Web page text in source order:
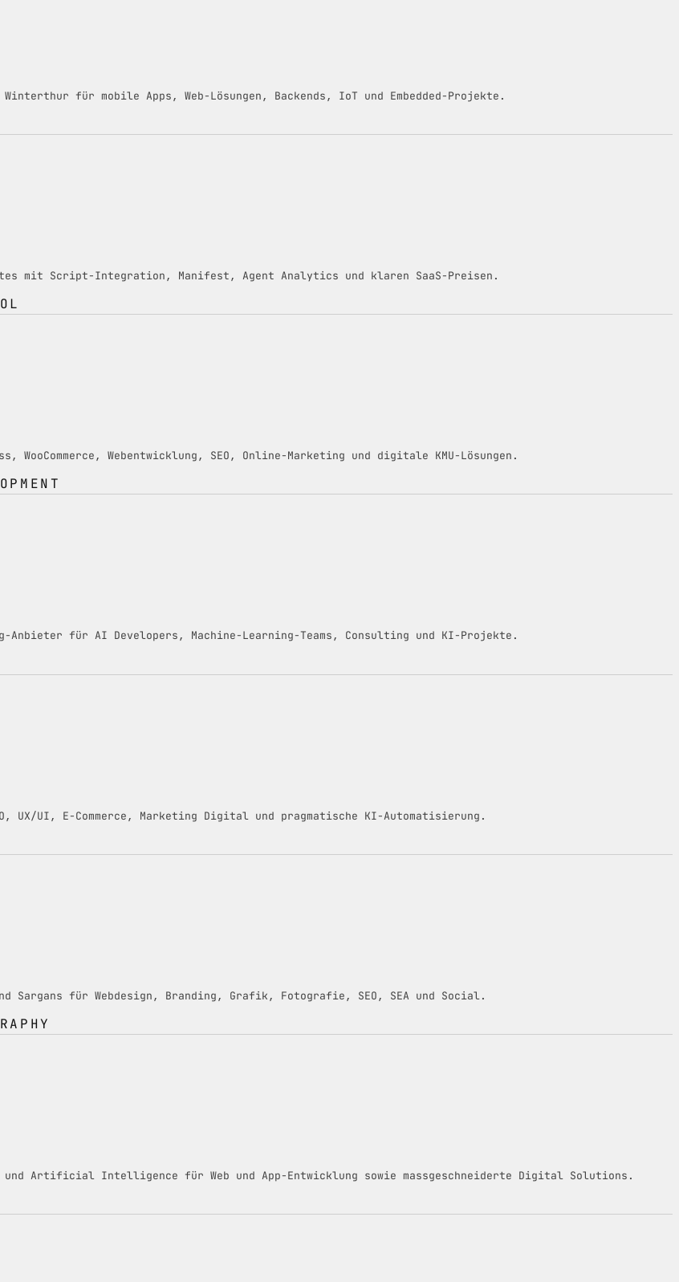
für mobile Apps, Web-Lösungen, Backends, IoT und Embedded-Projekte.
mit Script-Integration, Manifest, Agent Analytics und klaren SaaS-Preisen.
Webentwicklung, SEO, Online-Marketing und digitale KMU-Lösungen.
für AI Developers, Machine-Learning-Teams, Consulting und KI-Projekte.
UX/UI, E-Commerce, Marketing Digital und pragmatische KI-Automatisierung.
Sargans für Webdesign, Branding, Grafik, Fotografie, SEO, SEA und Social.
und Artificial Intelligence für Web und App-Entwicklung sowie massgeschneiderte Digital Solutions.